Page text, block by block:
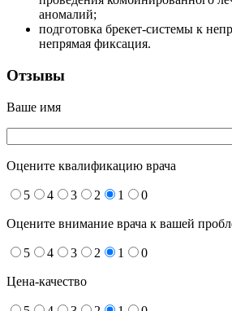
аномалий;
подготовка брекет-системы к
непрямая фиксация.
Отзывы
Ваше имя
Оцените квалификацию врача
5 4 3 2 1 0
Оцените внимание врача к вашей
5 4 3 2 1 0
Цена-качество